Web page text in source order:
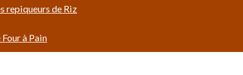
repiqueurs de Riz
Four à Pain